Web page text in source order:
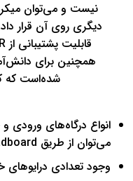
نیست و می‌توان
دیگری روی آن قرار
همچنین برای
شده‌است که
می‌توان از طریق Breadboard یا socket، به برد وصل کرد.
وجود تعدادی درایوهای